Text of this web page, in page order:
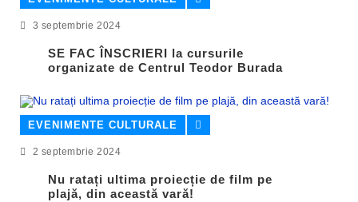
3 septembrie 2024
SE FAC ÎNSCRIERI la cursurile
organizate de Centrul Teodor Burada
EVENIMENTE CULTURALE
2 septembrie 2024
Nu ratați ultima proiecție de film pe
plajă, din această vară!